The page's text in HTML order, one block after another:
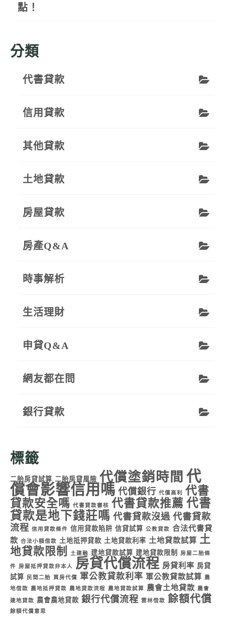
點！
分類
代書貸款
信用貸款
其他貸款
土地貸款
房屋貸款
房產Q&A
時事解析
生活理財
申貸Q&A
網友都在問
銀行貸款
標籤
二胎房貸試算 二胎房貸風險 代償塗銷時間 代
償會影響信用嗎 代償銀行 代償高利
代書
貸款安全嗎 代書貸款審核 代書貸款推薦 代書
貸款是地下錢莊嗎 代書貸款沒過 代書貸款
流程 信用貸款條件 信用貸款陷阱 信貸試算 公教貸款 合法代書貸
款 合法小額借款 土地抵押貸款 土地貸款利率 土地貸款試算 土
地貸款限制
土建融 建地貸款試算 建地貸款限制 房屋二胎條
件 房屋抵押貸款非本人 房貸代償流程 房貸利率 房貸
試算
民間二胎 買房代償 軍公教貸款利率 軍公教貸款試算
農
地借款
農地抵押貸款 農地貸款流程 農地貸款試算 農會土地貸款 農會
建地貸款 農會農地貸款 銀行代償流程 雲林借款 餘額代償
餘額代償意思